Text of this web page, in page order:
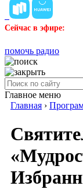
Сейчас в эфире:
помочь радио
Главное меню
Главная ›